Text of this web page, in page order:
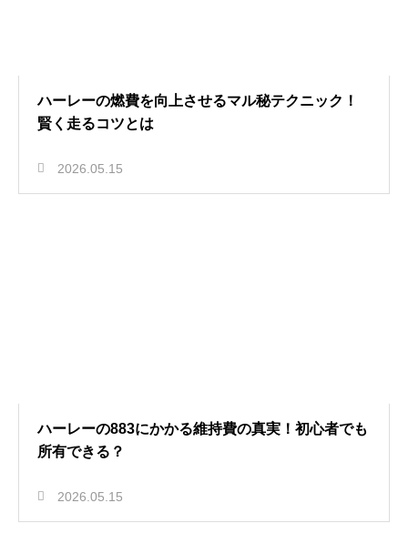
ハーレーの燃費を向上させるマル秘テクニック！
賢く走るコツとは
2026.05.15
ハーレーの883にかかる維持費の真実！初心者でも
所有できる？
2026.05.15